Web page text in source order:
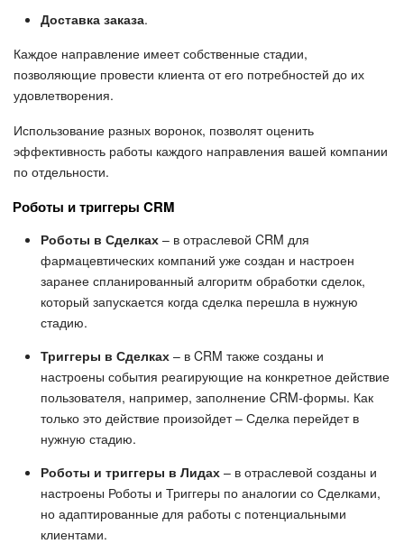
Доставка заказа.
Каждое направление имеет собственные стадии,
позволяющие провести клиента от его потребностей до их
удовлетворения.
Использование разных воронок, позволят оценить
эффективность работы каждого направления вашей компании
по отдельности.
Роботы и триггеры CRM
Роботы в Сделках – в отраслевой CRM для
фармацевтических компаний уже создан и настроен
заранее спланированный алгоритм обработки сделок,
который запускается когда сделка перешла в нужную
стадию.
Триггеры в Сделках – в CRM также созданы и
настроены события реагирующие на конкретное действие
пользователя, например, заполнение CRM-формы. Как
только это действие произойдет – Сделка перейдет в
нужную стадию.
Роботы и триггеры в Лидах – в отраслевой созданы и
настроены Роботы и Триггеры по аналогии со Сделками,
но адаптированные для работы с потенциальными
клиентами.